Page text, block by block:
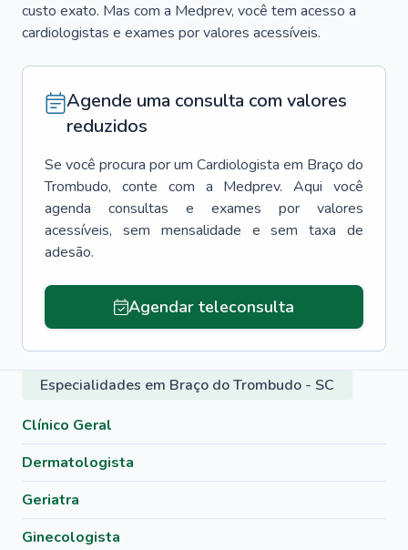
custo exato. Mas com a Medprev, você tem acesso a
cardiologistas e exames por valores acessíveis.
Agende uma consulta com valores
reduzidos
Se você procura por um Cardiologista em Braço do
Trombudo, conte com a Medprev. Aqui você
agenda consultas e exames por valores
acessíveis, sem mensalidade e sem taxa de
adesão.
Agendar teleconsulta
Especialidades em Braço do Trombudo - SC
Clínico Geral
Dermatologista
Geriatra
Ginecologista